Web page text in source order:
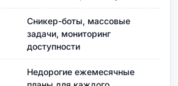
Сникер-боты, массовые
задачи, мониторинг
доступности
Недорогие ежемесячные